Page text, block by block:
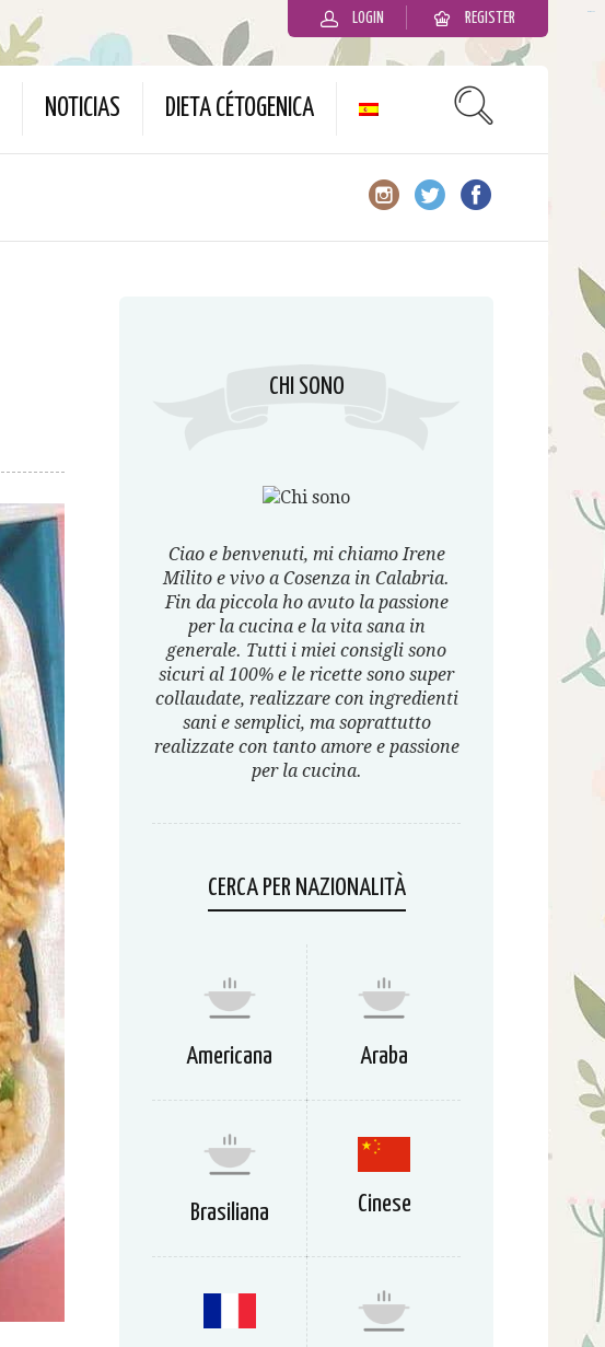
LOGIN REGISTER
NOTICIAS DIETA CÉTOGENICA
CHI SONO
Ciao e benvenuti, mi chiamo Irene
Milito e vivo a Cosenza in Calabria.
Fin da piccola ho avuto la passione
per la cucina e la vita sana in
generale. Tutti i miei consigli sono
sicuri al 100% e le ricette sono super
collaudate, realizzare con ingredienti
sani e semplici, ma soprattutto
realizzate con tanto amore e passione
per la cucina.
CERCA PER NAZIONALITÀ
Americana Araba
Brasiliana Cinese